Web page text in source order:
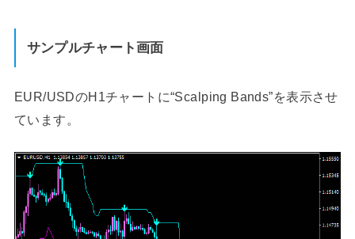
サンプルチャート画面
EUR/USDのH1チャートに“Scalping Bands”を表示させ
ています。